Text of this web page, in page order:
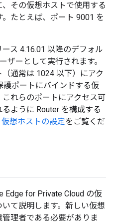
その仮想ホストで使用する
たとえば、ポート 9001 を
ス 4.16.01 以降のデフォル
ザーとして実行されます。
通常は 1024 以下）にアク
護ポートにバインドする仮
れらのポートにアクセス可
ように Router を構成する
仮想ホストの設定をご覧くだ
Edge for Private Cloud の仮
て説明します。新しい仮想
理者である必要がありま